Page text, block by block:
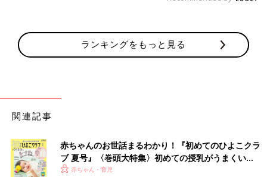
ランキングをもっと見る
関連記事
赤ちゃんのお世話まるわかり！『初めてのひよこクラ
ブ 夏号』〈巻頭大特集〉初めての授乳がうまくい
く！ おっぱい・ミルクの基本と夏のトラブル 解決テ
赤ちゃん・育児